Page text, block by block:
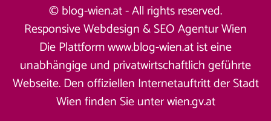
© blog-wien.at - All rights reserved.
Responsive Webdesign &SEO Agentur Wien
Die Plattform www.blog-wien.at ist eine
unabhängige und privatwirtschaftlich geführte
Webseite. Den offiziellen Internetauftritt der Stadt
Wien finden Sie unterwien.gv.at